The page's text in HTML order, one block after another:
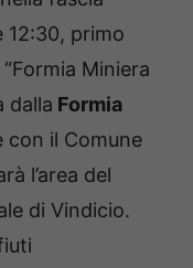
12:30, primo
Miniera
dalla Formia
con il Comune
l’area del
di Vindicio.